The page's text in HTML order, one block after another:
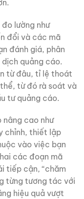
lường như
đổi và các mã
đánh giá, phân
quảng cáo.
từ đâu, tỉ lệ thoát
từ đó rà soát và
tư quảng cáo.
nâng cao như
chỉnh, thiết lập
vào việc bạn
các đoạn mã
tiếp cận, “chăm
từng tương tác với
hiệu quả vượt